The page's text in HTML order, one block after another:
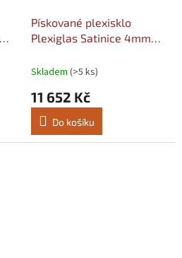
Pískované plexisklo
Plexiglas Satinice 4mm
Šířka: 2030, Délka: 3050
Skladem (>5 ks)
11 652 Kč
Do košíku